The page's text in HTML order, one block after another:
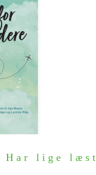
Har lige læst